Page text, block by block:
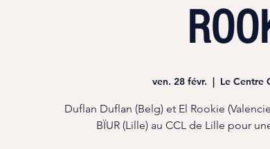
ven. 28 févr.
  |
Le Centre
Duflan Duflan (Belg) et El Rookie
BÏUR (Lille) au CCL de Lille pour